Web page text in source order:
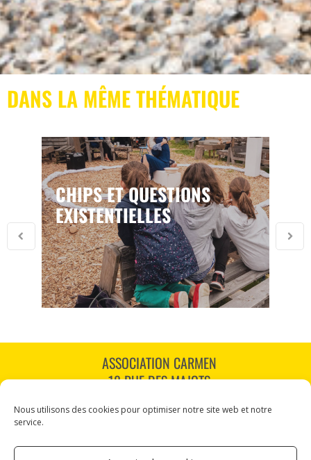
Nous utilisons des cookies pour optimiser notre site web et notre
service.
DANS LA MÊME THÉMATIQUE
CHIPS ET QUESTIONS
EXISTENTIELLES
ASSOCIATION CARMEN
18 RUE DES MAJOTS
TÉL : 03 60 12 34 10